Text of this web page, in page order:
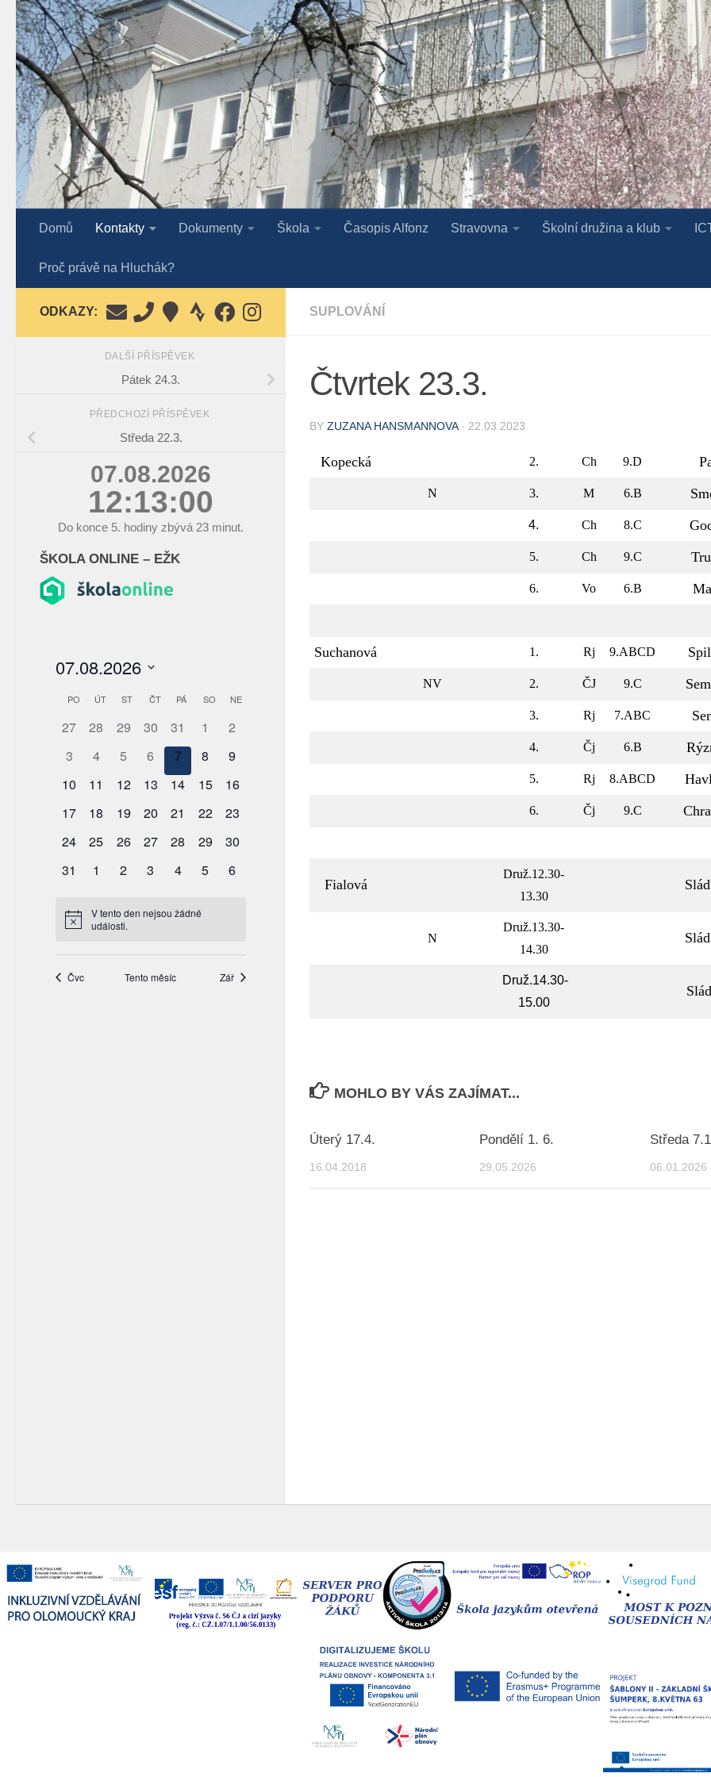
Skip to content
Domů Kontakty Dokumenty Škola Časopis Alfonz Stravovna Školní družina a klub
Proč právě na Hluchák?
SUPLOVÁNÍ
Čtvrtek 23.3.
BY ZUZANA HANSMANNOVA · 22.03.2023
Kopecká 2. Ch 9.D
N 3. M 6.B
4. Ch 8.C
5. Ch 9.C
6. Vo 6.B
Suchanová 1. Rj 9.ABCD
NV 2. ČJ 9.C
3. Rj 7.ABC
4. Čj 6.B
5. Rj 8.ABCD
6. Čj 9.C
Fialová
Druž.12.30-
13.30
N
Druž.13.30-
14.30
Druž.14.30-
15.00
MOHLO BY VÁS ZAJÍMAT...
Úterý 17.4.
16.04.2018
Pondělí 1. 6.
29.05.2026
Středa
06.01.2026
ODKAZY:
DALŠÍ PŘÍSPĚVEK
Pátek 24.3.
PŘEDCHOZÍ PŘÍSPĚVEK
Středa 22.3.
07.08.2026
12:13:00
Do konce 5. hodiny zbývá 23 minut.
ŠKOLA ONLINE – EŽK